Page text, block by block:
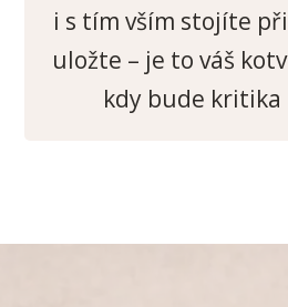
i s tím vším stojíte
uložte – je to váš
kdy bude